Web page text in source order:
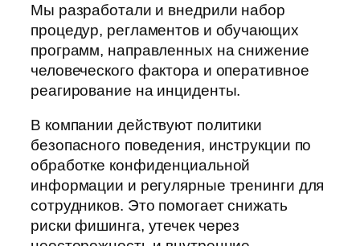
Мы разработали и внедрили набор
процедур, регламентов и обучающих
программ, направленных на снижение
человеческого фактора и оперативное
реагирование на инциденты.
В компании действуют политики
безопасного поведения, инструкции по
обработке конфиденциальной
информации и регулярные тренинги для
сотрудников. Это помогает снижать
риски фишинга, утечек через